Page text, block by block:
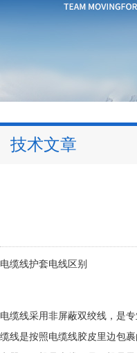
技术文章
电缆线护套电线区别
电缆线采用非屏蔽双绞线，是
缆线是按照电缆线胶皮里边包